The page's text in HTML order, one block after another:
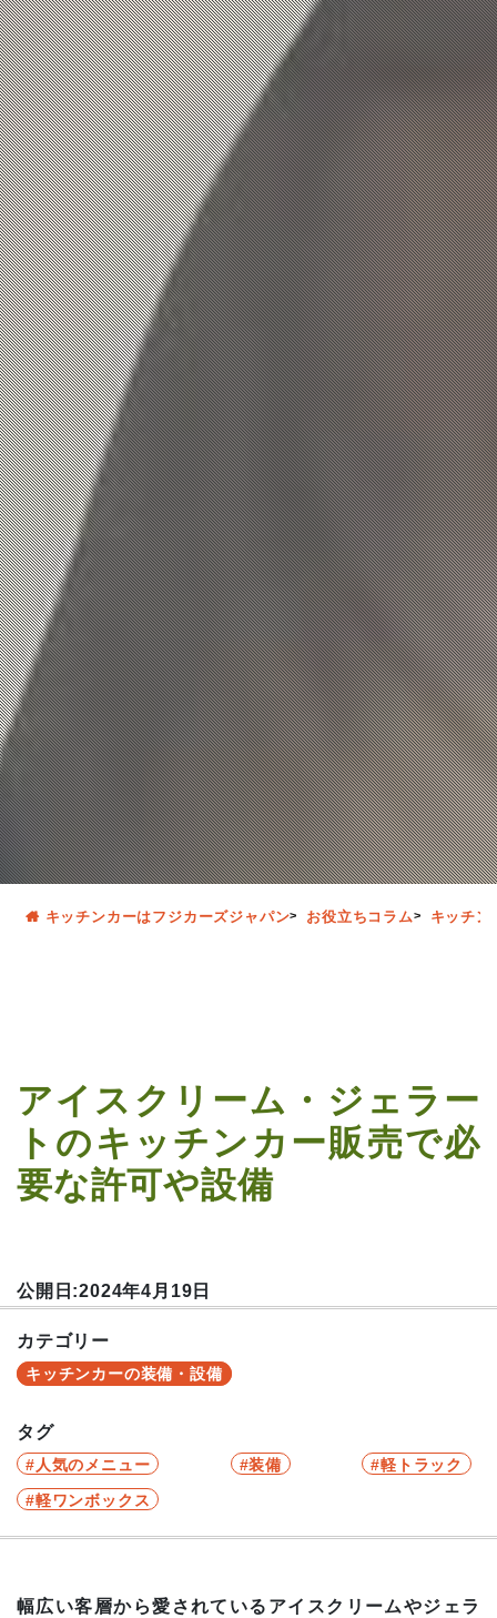
キッチンカーはフジカーズジャパン お役立ちコラム キッチン
アイスクリーム・ジェラー
トのキッチンカー販売で必
要な許可や設備
公開日:2024年4月19日
カテゴリー
キッチンカーの装備・設備
タグ
人気のメニュー 装備
軽トラック
軽ワンボックス
幅広い客層から愛されているアイスクリームやジェラ